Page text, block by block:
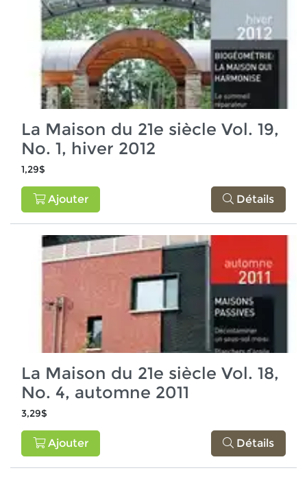
La Maison du 21e siècle Vol. 19,
No. 1, hiver 2012
1,29$
Ajouter Détails
La Maison du 21e siècle Vol. 18,
No. 4, automne 2011
3,29$
Ajouter Détails